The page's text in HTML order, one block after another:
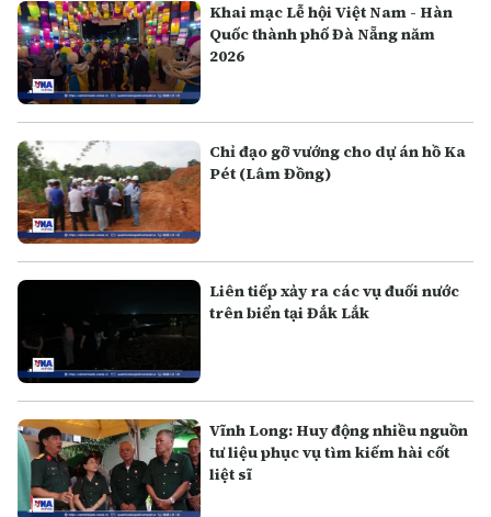
Khai mạc Lễ hội Việt Nam - Hàn
Quốc thành phố Đà Nẵng năm
2026
Chỉ đạo gỡ vướng cho dự án hồ Ka
Pét (Lâm Đồng)
Liên tiếp xảy ra các vụ đuối nước
trên biển tại Đắk Lắk
Vĩnh Long: Huy động nhiều nguồn
tư liệu phục vụ tìm kiếm hài cốt
liệt sĩ